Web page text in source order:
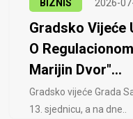
BIZNIS 2026-
Gradsko Vijeće
O
Marijin Dvor"...
Gradsko vijeće Grada
13. sjednicu, a na dne..